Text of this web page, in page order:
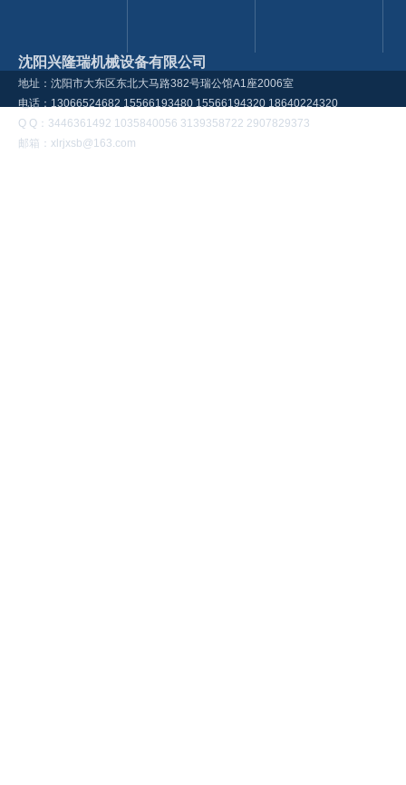
沈阳兴隆瑞机械设备有限公司
地址：沈阳市大东区东北大马路382号瑞公馆A1座2006室
电话：13066524682 15566193480 15566194320 18640224320
Q Q：3446361492 1035840056 3139358722 2907829373
邮箱：xlrjxsb@163.com